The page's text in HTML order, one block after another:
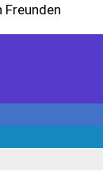
Freunden